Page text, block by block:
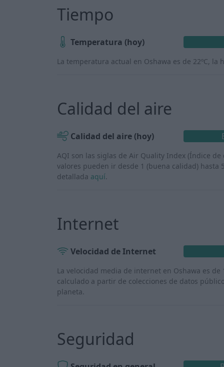
Tiempo
Temperatura (hoy)
La temperatura actual en Oshawa es de 22ºC, la
Calidad del aire
Calidad del aire (hoy)
AQI son las siglas de Air Quality Index (Índice
valores pueden ir desde 1 (buena calidad) hasta
detallada aquí.
Internet
Velocidad de Internet
La velocidad media de internet en Oshawa es
calculado a partir de colecciones de datos
planeta.
Seguridad